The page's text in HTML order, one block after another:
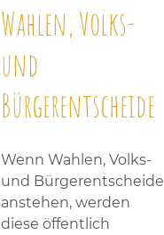
Wahlen, Volks-
und
Bürgerentscheide
Wenn Wahlen, Volks-
und Bürgerentscheide
anstehen, werden
diese öffentlich